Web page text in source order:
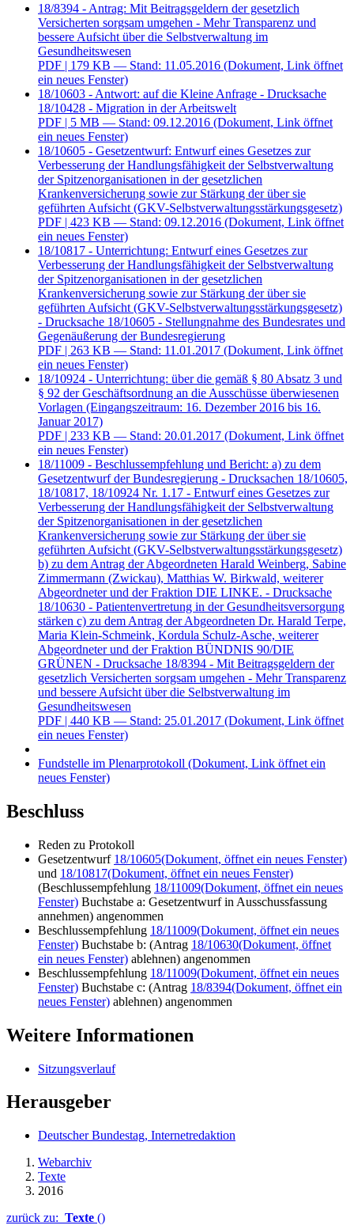
18/8394 - Antrag: Mit Beitragsgeldern der gesetzlich
Versicherten sorgsam umgehen - Mehr Transparenz und
bessere Aufsicht über die Selbstverwaltung im
Gesundheitswesen
PDF | 179 KB — Stand: 11.05.2016 (Dokument, Link öffnet
ein neues Fenster)
18/10603 - Antwort: auf die Kleine Anfrage - Drucksache
18/10428 - Migration in der Arbeitswelt
PDF | 5 MB — Stand: 09.12.2016 (Dokument, Link öffnet
ein neues Fenster)
18/10605 - Gesetzentwurf: Entwurf eines Gesetzes zur
Verbesserung der Handlungsfähigkeit der Selbstverwaltung
der Spitzenorganisationen in der gesetzlichen
Krankenversicherung sowie zur Stärkung der über sie
geführten Aufsicht (GKV-Selbstverwaltungsstärkungsgesetz)
PDF | 423 KB — Stand: 09.12.2016 (Dokument, Link öffnet
ein neues Fenster)
18/10817 - Unterrichtung: Entwurf eines Gesetzes zur
Verbesserung der Handlungsfähigkeit der Selbstverwaltung
der Spitzenorganisationen in der gesetzlichen
Krankenversicherung sowie zur Stärkung der über sie
geführten Aufsicht (GKV-Selbstverwaltungsstärkungsgesetz)
- Drucksache 18/10605 - Stellungnahme des Bundesrates und
Gegenäußerung der Bundesregierung
PDF | 263 KB — Stand: 11.01.2017 (Dokument, Link öffnet
ein neues Fenster)
18/10924 - Unterrichtung: über die gemäß § 80 Absatz 3 und
§ 92 der Geschäftsordnung an die Ausschüsse überwiesenen
Vorlagen (Eingangszeitraum: 16. Dezember 2016 bis 16.
Januar 2017)
PDF | 233 KB — Stand: 20.01.2017 (Dokument, Link öffnet
ein neues Fenster)
18/11009 - Beschlussempfehlung und Bericht: a) zu dem
Gesetzentwurf der Bundesregierung - Drucksachen 18/10605,
18/10817, 18/10924 Nr. 1.17 - Entwurf eines Gesetzes zur
Verbesserung der Handlungsfähigkeit der Selbstverwaltung
der Spitzenorganisationen in der gesetzlichen
Krankenversicherung sowie zur Stärkung der über sie
geführten Aufsicht (GKV-Selbstverwaltungsstärkungsgesetz)
b) zu dem Antrag der Abgeordneten Harald Weinberg, Sabine
Zimmermann (Zwickau), Matthias W. Birkwald, weiterer
Abgeordneter und der Fraktion DIE LINKE. - Drucksache
18/10630 - Patientenvertretung in der Gesundheitsversorgung
stärken c) zu dem Antrag der Abgeordneten Dr. Harald Terpe,
Maria Klein-Schmeink, Kordula Schulz-Asche, weiterer
Abgeordneter und der Fraktion BÜNDNIS 90/DIE
GRÜNEN - Drucksache 18/8394 - Mit Beitragsgeldern der
gesetzlich Versicherten sorgsam umgehen - Mehr Transparenz
und bessere Aufsicht über die Selbstverwaltung im
Gesundheitswesen
PDF | 440 KB — Stand: 25.01.2017 (Dokument, Link öffnet
ein neues Fenster)
Fundstelle im Plenarprotokoll (Dokument, Link öffnet ein
neues Fenster)
Beschluss
Reden zu Protokoll
Gesetzentwurf 18/10605(Dokument, öffnet ein neues Fenster)
und 18/10817(Dokument, öffnet ein neues Fenster)
(Beschlussempfehlung 18/11009(Dokument, öffnet ein neues
Fenster) Buchstabe a: Gesetzentwurf in Ausschussfassung
annehmen) angenommen
Beschlussempfehlung 18/11009(Dokument, öffnet ein neues
Fenster) Buchstabe b: (Antrag 18/10630(Dokument, öffnet
ein neues Fenster) ablehnen) angenommen
Beschlussempfehlung 18/11009(Dokument, öffnet ein neues
Fenster) Buchstabe c: (Antrag 18/8394(Dokument, öffnet ein
neues Fenster) ablehnen) angenommen
Weitere Informationen
Sitzungsverlauf
Herausgeber
Deutscher Bundestag, Internetredaktion
Webarchiv
Texte
2016
zurück zu: Texte ()